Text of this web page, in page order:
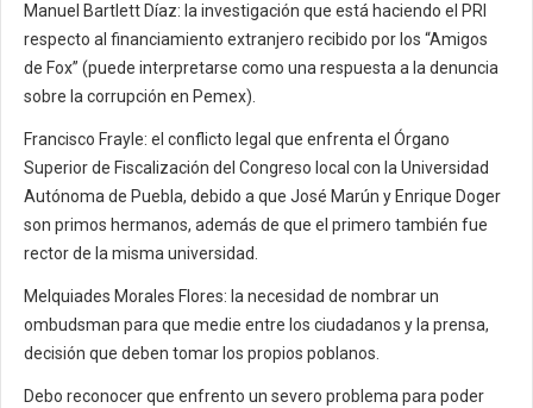
Manuel Bartlett Díaz: la investigación que está haciendo el PRI
respecto al financiamiento extranjero recibido por los “Amigos
de Fox” (puede interpretarse como una respuesta a la denuncia
sobre la corrupción en Pemex).
Francisco Frayle: el conflicto legal que enfrenta el Órgano
Superior de Fiscalización del Congreso local con la Universidad
Autónoma de Puebla, debido a que José Marún y Enrique Doger
son primos hermanos, además de que el primero también fue
rector de la misma universidad.
Melquiades Morales Flores: la necesidad de nombrar un
ombudsman para que medie entre los ciudadanos y la prensa,
decisión que deben tomar los propios poblanos.
Debo reconocer que enfrento un severo problema para poder